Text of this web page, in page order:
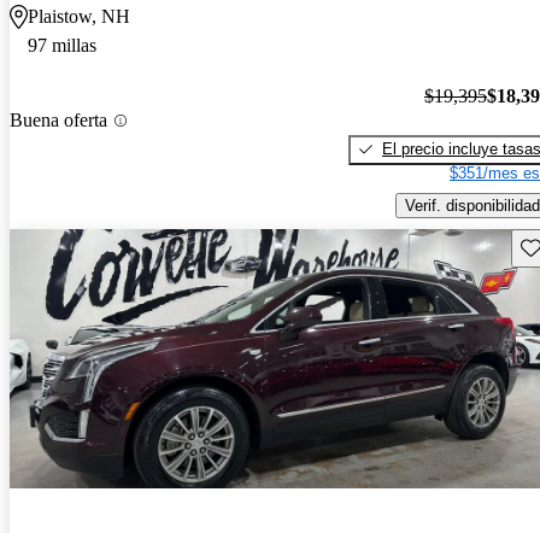
Plaistow, NH
97 millas
Buena oferta
$19,395
El precio incluye tasas
$351/mes
Verif. disponibilidad